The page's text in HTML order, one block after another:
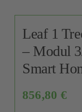
Leaf 1
– Modul
Smart
856,80 €